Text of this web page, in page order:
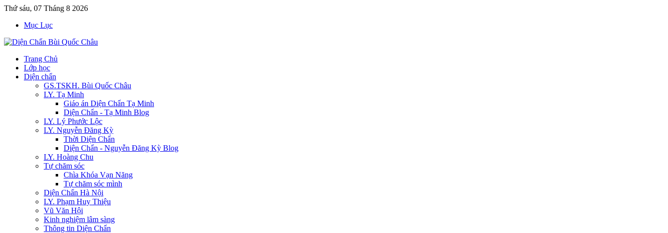
Thứ sáu, 07 Tháng 8 2026
Mục Lục
Trang Chủ
Lớp học
Diện chẩn
GS.TSKH. Bùi Quốc Châu
LY. Tạ Minh
Giáo án Diện Chẩn Tạ Minh
Diện Chẩn - Tạ Minh Blog
LY. Lý Phước Lộc
LY. Nguyễn Đăng Kỳ
Thời Diện Chẩn
Diện Chẩn - Nguyễn Đăng Kỳ Blog
LY. Hoàng Chu
Tự chăm sóc
Chìa Khóa Vạn Năng
Tự chăm sóc mình
Diện Chẩn Hà Nội
LY. Phạm Huy Thiệu
Vũ Văn Hội
Kinh nghiệm lâm sàng
Thông tin Diện Chẩn